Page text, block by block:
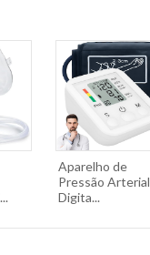
Aparelho de
Pressão Arterial
Digita...